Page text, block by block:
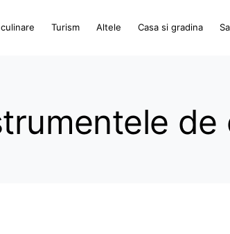
Turism Altele Casa si gradina
de